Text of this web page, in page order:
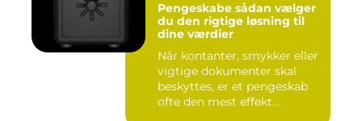
Pengeskabe sådan vælger
du den rigtige løsning til
dine værdier
Når kontanter, smykker eller
vigtige dokumenter skal
beskyttes, er et pengeskab
ofte den mest effekt...